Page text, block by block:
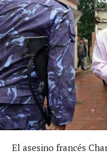
El asesino francés